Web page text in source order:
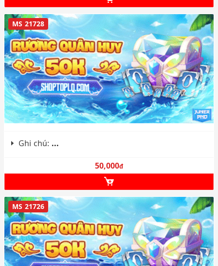
MS 21728
Ghi chú: ...
50,000đ
MS 21726